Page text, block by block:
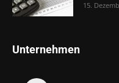
15.
Unternehmen